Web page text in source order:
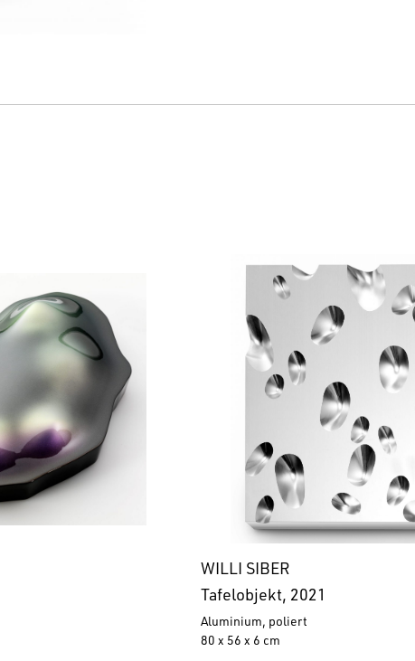
WILLI SIBER
Tafelobjekt, 2021
Aluminium, poliert
80 x 56 x 6 cm